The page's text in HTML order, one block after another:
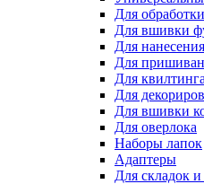
Для
Для вшивки
Для
Для
Для
Для
Для вшивки
Для оверлока
Наборы лапок
Адаптеры
Для складок